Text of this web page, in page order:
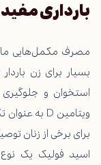
بارداری
استخوان و
برای برخی از زنان